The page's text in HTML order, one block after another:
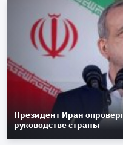
Президент Иран
руководстве страны